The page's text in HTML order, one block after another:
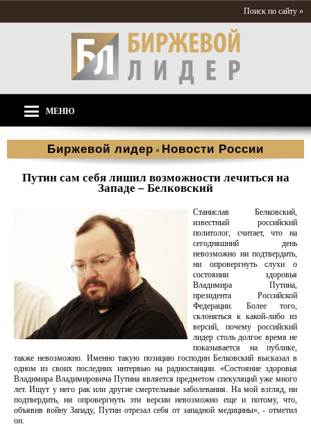
Поиск по сайту »
МЕНЮ
Биржевой лидер » Новости России
Путин сам себя лишил возможности лечиться на
Западе – Белковский
Станислав Белковский,
известный российский
политолог, считает, что на
сегодняшний день
невозможно ни подтвердить,
ни опровергнуть слухи о
состоянии здоровья
Владимира Путина,
президента Российской
Федерации. Более того,
склоняться к какой-либо из
версий, почему российский
лидер столь долгое время не
показывается на публике,
также невозможно. Именно такую позицию господин Белковский высказал в
одном из своих последних интервью на радиостанции. «Состояние здоровья
Владимира Владимировича Путина является предметом спекуляций уже много
лет. Ищут у него рак или другие смертельные заболевания. На мой взгляд, ни
подтвердить, ни опровергнуть эти версии невозможно еще и потому, что,
объявив войну Западу, Путин отрезал себя от западной медицины», - отметил
он.